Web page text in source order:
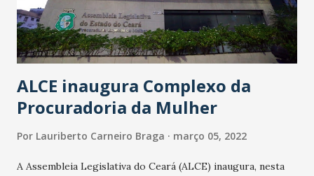
foguete da intermediária e marcou um belo gol. Mesmo em
vantagem, o Ceará não diminuiu o ritmo no segundo tempo
e logo aos nove, ampliou o placar: Nino P...
ALCE inaugura Complexo da
Procuradoria da Mulher
Por Lauriberto Carneiro Braga março 05, 2022
A Assembleia Legislativa do Ceará (ALCE) inaugura, nesta